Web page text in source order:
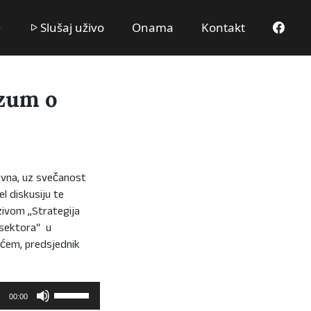
Slušaj uživo Onama Kontakt
o
uz svečanost
diskusiju te
„Strategija
u
predsjednik
00:00